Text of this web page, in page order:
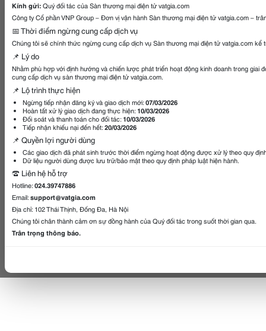
Kính gửi:Quý đối tác của Sàn thương mại điện tử vatgia.com
Công ty Cổ phần VNP Group – Đơn vị vận hành Sàn thương mại điện tử vatgia.com –
📅 Thời điểm ngừng cung cấp dịch vụ
Chúng tôi sẽ chính thức ngừng cung cấp dịch vụ Sàn thương mại điện tử vatgia.com kể
📌 Lý do
Nhằm phù hợp với định hướng và chiến lược phát triển hoạt động kinh doanh trong giai
cung cấp dịch vụ sàn thương mại điện tử vatgia.com.
📌 Lộ trình thực hiện
Ngừng tiếp nhận đăng ký và giao dịch mới:07/03/2026
Hoàn tất xử lý giao dịch đang thực hiện: 10/03/2026
Đối soát và thanh toán cho đối tác: 10/03/2026
Tiếp nhận khiếu nại đến hết:20/03/2026
📌 Quyền lợi người dùng
Các giao dịch đã phát sinh trước thời điểm ngừng hoạt động được xử lý theo quy
Dữ liệu người dùng được lưu trữ/bảo mật theo quy định pháp luật hiện hành.
☎️ Liên hệ hỗ trợ
Hotline:024.39747886
Email:support@vatgia.com
Địa chỉ: 102 Thái Thịnh, Đống Đa, Hà Nội
Chúng tôi chân thành cảm ơn sự đồng hành của Quý đối tác trong suốt thời gian qua.
Trân trọng thông báo.